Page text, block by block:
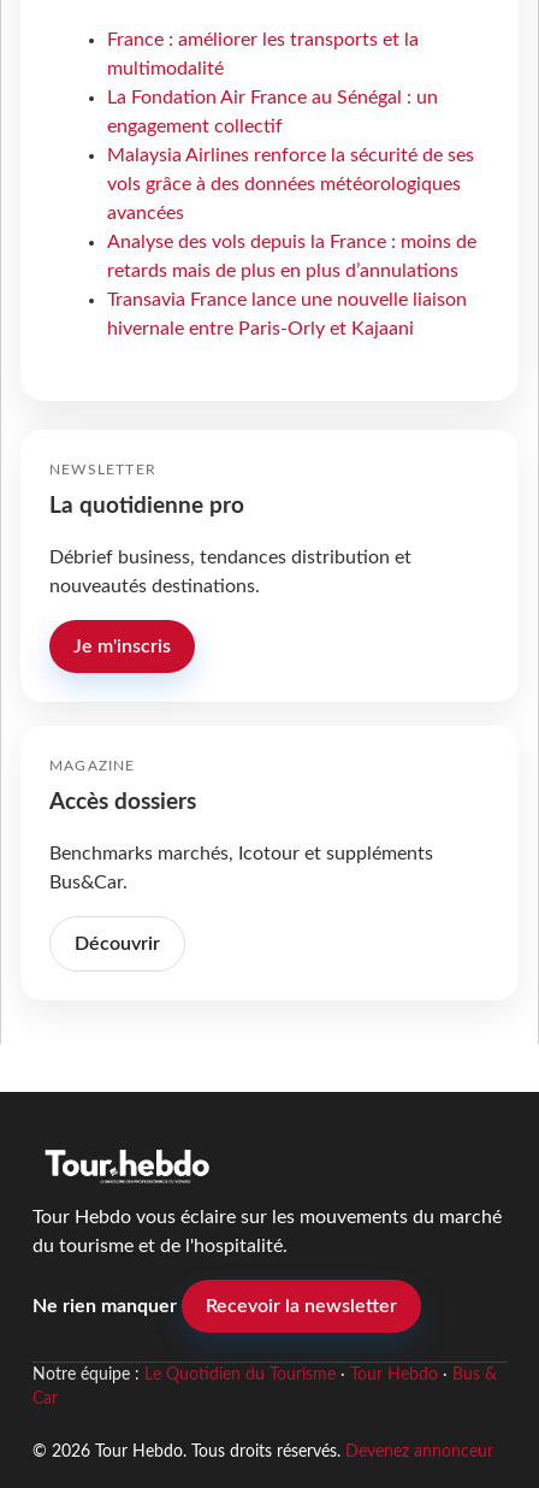
France : améliorer les transports et la
multimodalité
La Fondation Air France au Sénégal : un
engagement collectif
Malaysia Airlines renforce la sécurité de ses
vols grâce à des données météorologiques
avancées
Analyse des vols depuis la France : moins de
retards mais de plus en plus d’annulations
Transavia France lance une nouvelle liaison
hivernale entre Paris-Orly et Kajaani
NEWSLETTER
La quotidienne pro
Débrief business, tendances distribution et
nouveautés destinations.
Je m'inscris
MAGAZINE
Accès dossiers
Benchmarks marchés, Icotour et suppléments
Bus&Car.
Découvrir
Tour Hebdo vous éclaire sur les mouvements du marché
du tourisme et de l'hospitalité.
Ne rien manquer Recevoir la newsletter
Notre équipe : Le Quotidien du Tourisme· Tour Hebdo· Bus &
Car
© 2026 Tour Hebdo. Tous droits réservés. Devenez annonceur